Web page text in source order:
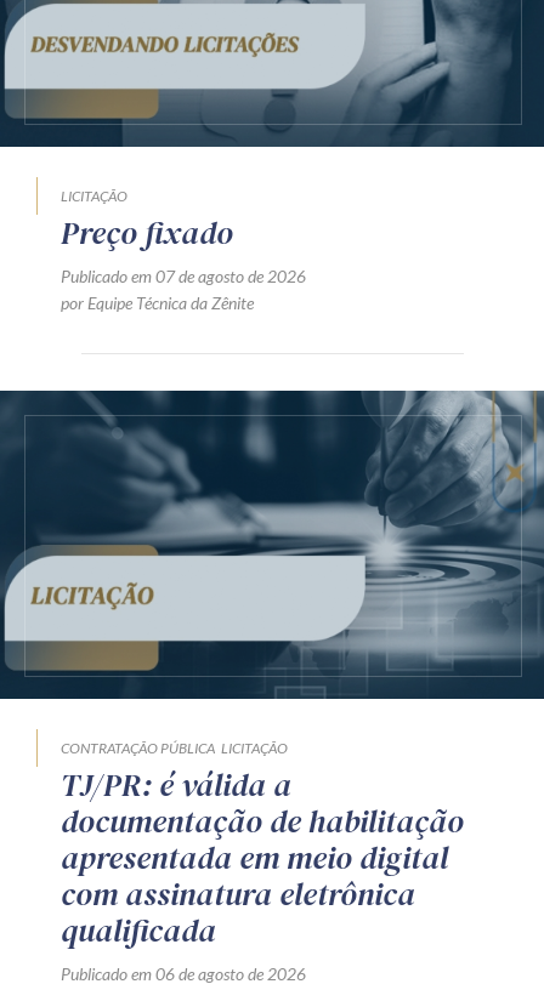
LICITAÇÃO
Preço fixado
Publicado em 07 de agosto de 2026
por Equipe Técnica da Zênite
CONTRATAÇÃO PÚBLICA LICITAÇÃO
TJ/PR: é válida a
documentação de habilitação
apresentada em meio digital
com assinatura eletrônica
qualificada
Publicado em 06 de agosto de 2026